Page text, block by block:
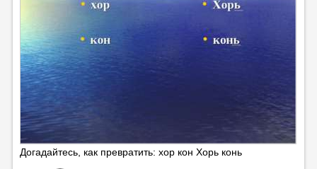
Догадайтесь, как превратить: хор кон Хорь конь